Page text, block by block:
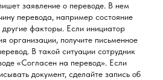
заявление о переводе. В нем
перевода, например состояние
другие факторы. Если инициатор
организации, получите письменное
В такой ситуации сотрудник
«Согласен на перевод». Если
документ, сделайте запись об